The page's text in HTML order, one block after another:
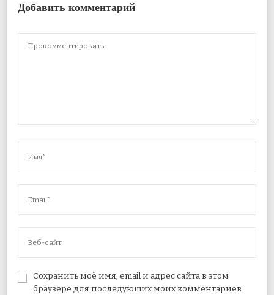
Добавить комментарий
Сохранить моё имя, email и адрес сайта в этом
браузере для последующих моих комментариев.